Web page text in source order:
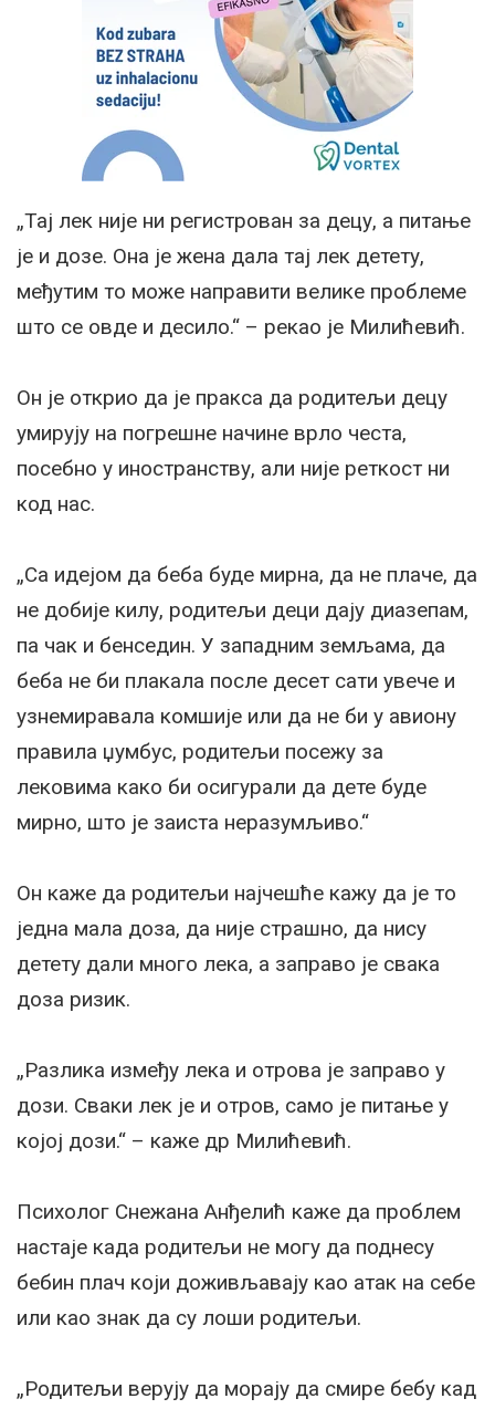
„Тај лек није ни регистрован за децу, а питање
је и дозе. Она је жена дала тај лек детету,
међутим то може направити велике проблеме
што се овде и десило.“ – рекао је Милићевић.
Он је открио да је пракса да родитељи децу
умирују на погрешне начине врло честа,
посебно у иностранству, али није реткост ни
код нас.
„Са идејом да беба буде мирна, да не плаче, да
не добије килу, родитељи деци дају диазепам,
па чак и бенседин. У западним земљама, да
беба не би плакала после десет сати увече и
узнемиравала комшије или да не би у авиону
правила џумбус, родитељи посежу за
лековима како би осигурали да дете буде
мирно, што је заиста неразумљиво.“
Он каже да родитељи најчешће кажу да је то
једна мала доза, да није страшно, да нису
детету дали много лека, а заправо је свака
доза ризик.
„Разлика између лека и отрова је заправо у
дози. Сваки лек је и отров, само је питање у
којој дози.“ – каже др Милићевић.
Психолог Снежана Анђелић каже да проблем
настаје када родитељи не могу да поднесу
бебин плач који доживљавају као атак на себе
или као знак да су лоши родитељи.
„Родитељи верују да морају да смире бебу кад